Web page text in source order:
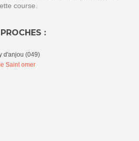
course.
:
d'anjou (049)
Saint omer